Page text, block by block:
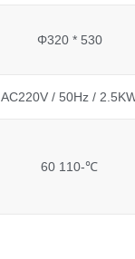
Φ320 * 530
AC220V / 50Hz /
60 110-℃